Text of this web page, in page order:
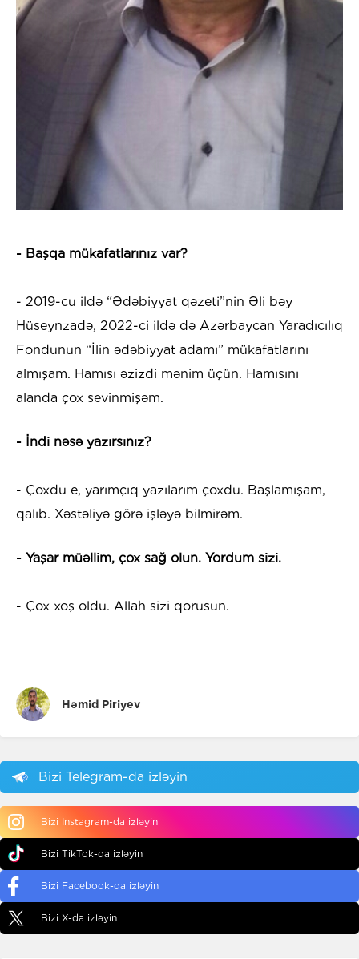
- Başqa mükafatlarınız var?
- 2019-cu ildə “Ədəbiyyat qəzeti”nin Əli bəy
Hüseynzadə, 2022-ci ildə də Azərbaycan Yaradıcılıq
Fondunun “İlin ədəbiyyat adamı” mükafatlarını
almışam. Hamısı əzizdi mənim üçün. Hamısını
alanda çox sevinmişəm.
- İndi nəsə yazırsınız?
- Çoxdu e, yarımçıq yazılarım çoxdu. Başlamışam,
qalıb. Xəstəliyə görə işləyə bilmirəm.
- Yaşar müəllim, çox sağ olun. Yordum sizi.
- Çox xoş oldu. Allah sizi qorusun.
Həmid Piriyev
Bizi Telegram-da izləyin
Bizi Instagram-da izləyin
Bizi TikTok-da izləyin
Bizi Facebook-da izləyin
Bizi X-da izləyin